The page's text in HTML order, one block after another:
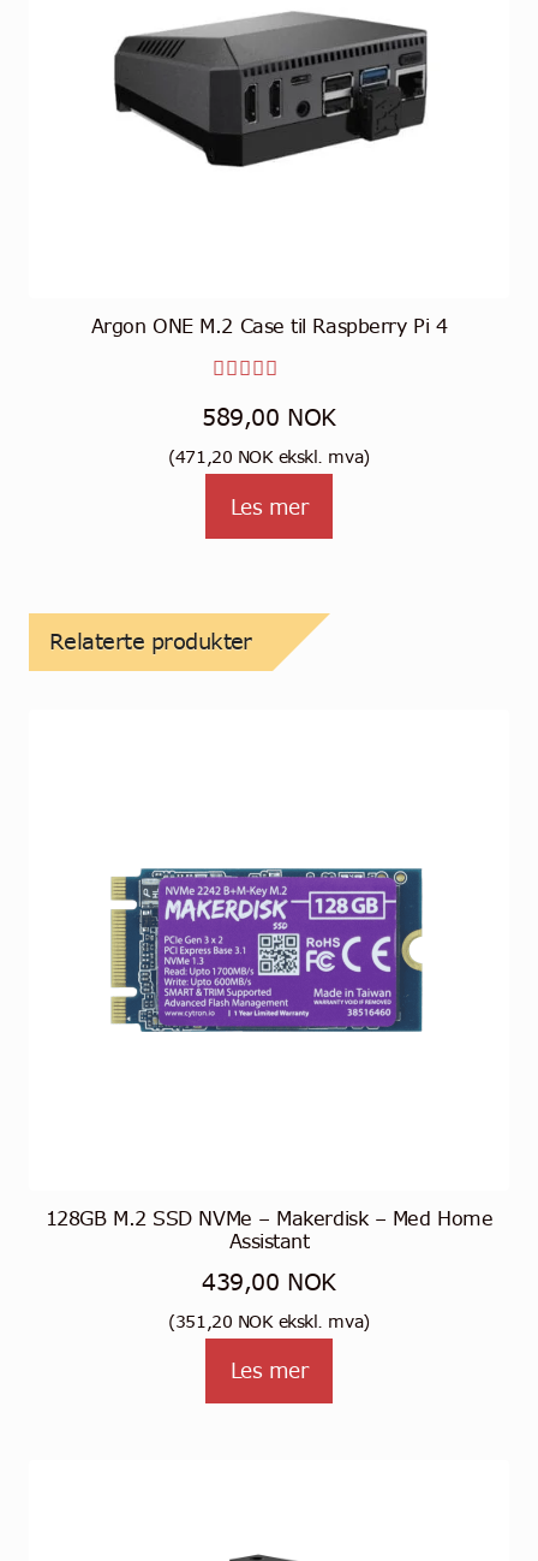
Argon ONE M.2 Case til Raspberry Pi 4
4.00av
5
589,00 NOK
(471,20 NOKekskl. mva)
Les mer
Relaterte produkter
128GB M.2 SSD NVMe – Makerdisk – Med Home
Assistant
439,00 NOK
(351,20 NOKekskl. mva)
Les mer